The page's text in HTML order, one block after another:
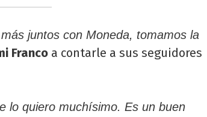
juntos con Moneda, tomamos la
Franco a contarle a sus seguidores
lo quiero muchísimo. Es un buen